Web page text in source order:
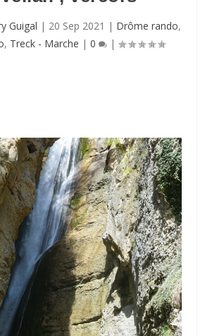
Guigal | 20 Sep 2021 | Drôme rando,
, Treck - Marche | 0 |